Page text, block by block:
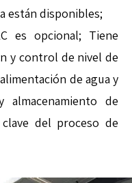
están disponibles;
es opcional; Tiene
y control de nivel de
de agua y
almacenamiento de
del proceso de